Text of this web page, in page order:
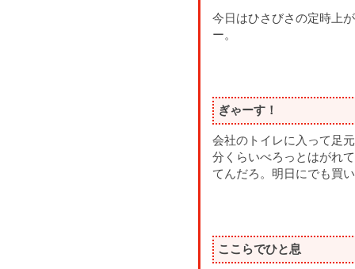
今日はひさびさの定時上
ー。
ぎゃーす！
会社のトイレに入って足
分くらいべろっとはがれ
てんだろ。明日にでも買
ここらでひと息